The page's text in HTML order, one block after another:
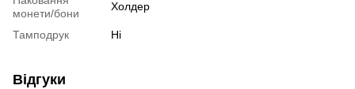
монети/бони
Холдер
Тамподрук Ні
Відгуки